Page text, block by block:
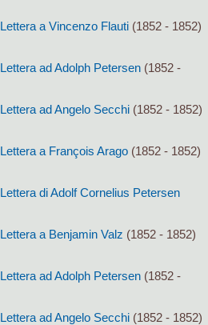
Lettera a Vincenzo Flauti (1852 - 1852)
Lettera ad Adolph Petersen (1852 -
Lettera ad Angelo Secchi (1852 - 1852)
Lettera a François Arago (1852 - 1852)
Lettera di Adolf Cornelius Petersen
Lettera a Benjamin Valz (1852 - 1852)
Lettera ad Adolph Petersen (1852 -
Lettera ad Angelo Secchi (1852 - 1852)